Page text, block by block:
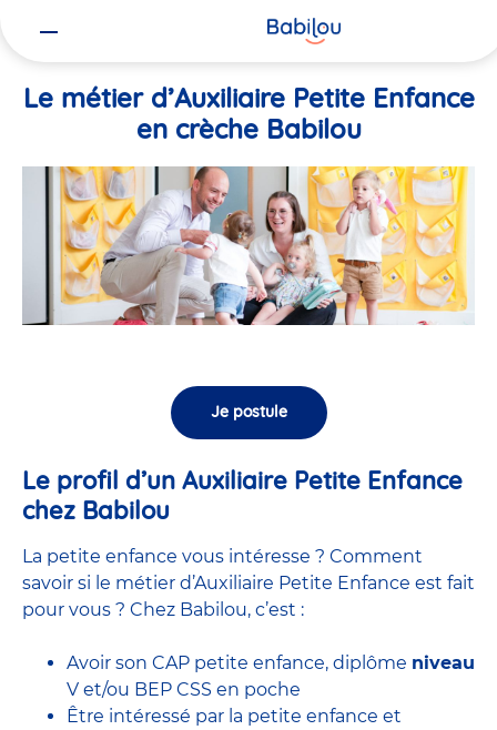
Le métier d’Auxiliaire Petite Enfance
en crèche Babilou
Je postule
Le profil d’un Auxiliaire Petite Enfance
chez Babilou
La petite enfance vous intéresse ? Comment
savoir si le métier d’Auxiliaire Petite Enfance est fait
pour vous ? Chez Babilou, c’est :
Avoir son CAP petite enfance, diplôme niveau
V et/ou BEP CSS en poche
Être intéressé par la petite enfance et